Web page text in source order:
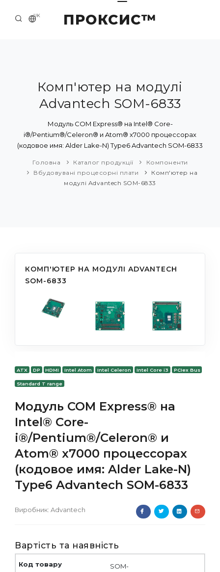
ПРОКСИС™
UK
ПРО НАС
ПРИКЛАДИ ТА РІШЕННЯ
КАТАЛОГ ПРОДУКЦІЇ
НОВИНИ
Комп'ютер на модулі
Advantech SOM-6833
Модуль COM Express® на Intel® Core-
i®/Pentium®/Celeron® и Atom® x7000 процессорах
(кодовое имя: Alder Lake-N) Type6 Advantech SOM-6833
Головна Каталог продукції
Компоненти
Вбудовувані процесорні плати
Комп'ютер на
модулі Advantech SOM-6833
КОМП'ЮТЕР НА МОДУЛІ ADVANTECH
SOM-6833
ATX DP HDMI Intel Atom Intel Celeron Intel Core i3 PCIex Bus
Standard T range
Модуль COM Express® на
Intel® Core-
i®/Pentium®/Celeron® и
Atom® x7000 процессорах
(кодовое имя: Alder Lake-N)
Type6 Advantech SOM-6833
Виробник: Advantech
Вартість та наявність
SOM-